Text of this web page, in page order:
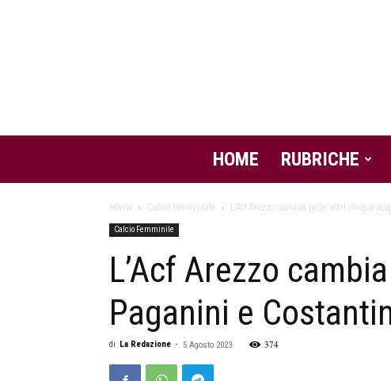
HOME RUBRICHE
Home Calcio Femminile L’Acf Arezzo cambia pelle: altri cinque
Calcio Femminile
L’Acf Arezzo
Paganini e
di La Redazione - 5 Agosto 2023 374